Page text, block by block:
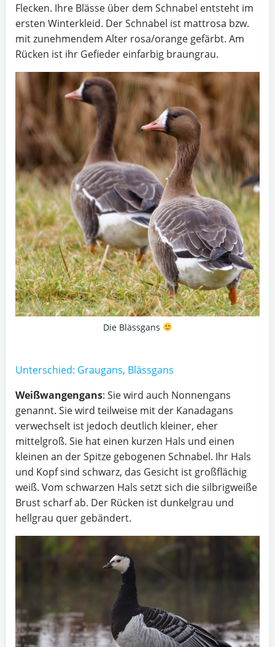
Flecken. Ihre Blässe über dem Schnabel entsteht im
ersten Winterkleid. Der Schnabel ist mattrosa bzw.
mit zunehmendem Alter rosa/orange gefärbt. Am
Rücken ist ihr Gefieder einfarbig braungrau.
Die Blässgans
Unterschied: Graugans, Blässgans
Weißwangengans: Sie wird auch Nonnengans
genannt. Sie wird teilweise mit der Kanadagans
verwechselt ist jedoch deutlich kleiner, eher
mittelgroß. Sie hat einen kurzen Hals und einen
kleinen an der Spitze gebogenen Schnabel. Ihr Hals
und Kopf sind schwarz, das Gesicht ist großflächig
weiß. Vom schwarzen Hals setzt sich die silbrigweiße
Brust scharf ab. Der Rücken ist dunkelgrau und
hellgrau quer gebändert.